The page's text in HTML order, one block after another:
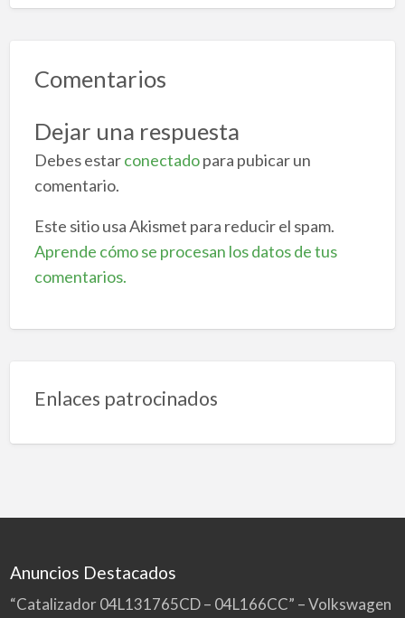
Comentarios
Dejar una respuesta
Debes estarconectadopara pubicar un
comentario.
Este sitio usa Akismet para reducir el spam.
Aprende cómo se procesan los datos de tus
comentarios.
Enlaces patrocinados
Anuncios Destacados
“Catalizador 04L131765CD – 04L166CC” – Volkswagen